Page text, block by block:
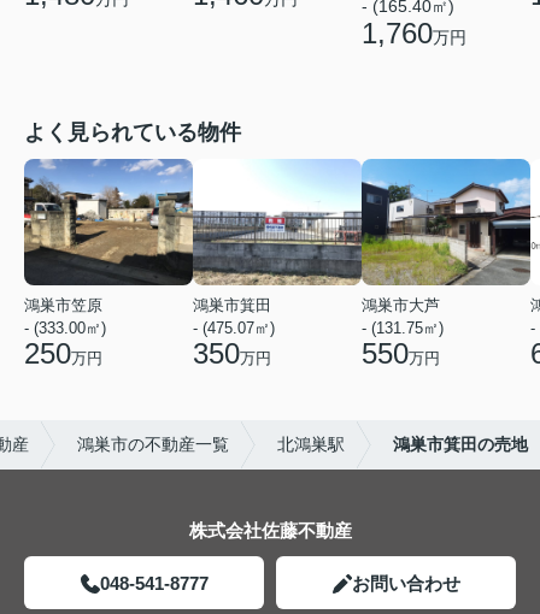
- (165.40㎡)
1,760万円
よく見られている物件
鴻巣市笠原
- (333.00㎡)
250万円
鴻巣市箕田
- (475.07㎡)
350万円
鴻巣市大芦
- (131.75㎡)
550万円
-
産 鴻巣市の不動産一覧 北鴻巣駅 鴻巣市箕田の売地
株式会社佐藤不動産
048-541-8777 お問い合わせ